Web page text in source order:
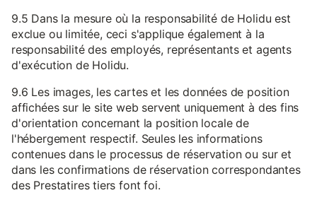
9.5 Dans la mesure où la responsabilité de Holidu est
exclue ou limitée, ceci s'applique également à la
responsabilité des employés, représentants et agents
d'exécution de Holidu.
9.6 Les images, les cartes et les données de position
affichées sur le site web servent uniquement à des fins
d'orientation concernant la position locale de
l'hébergement respectif. Seules les informations
contenues dans le processus de réservation ou sur et
dans les confirmations de réservation correspondantes
des Prestatires tiers font foi.